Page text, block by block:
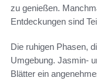
zu genießen.
Entdeckungen sind
Die ruhigen Phasen,
Umgebung. Jasmin-
Blätter ein